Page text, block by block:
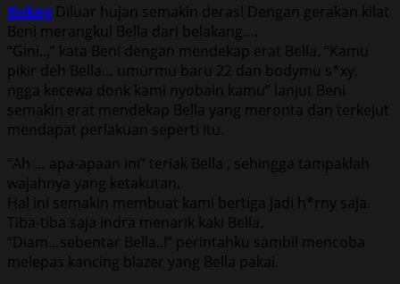
Bokep Diluar hujan semakin deras! Dengan gerakan kilat
Beni merangkul Bella dari belakang….
“Gini..,” kata Beni dengan mendekap erat Bella. “Kamu
pikir deh Bella… umurmu baru 22 dan bodymu s*xy,
ngga kecewa donk kami nyobain kamu” lanjut Beni
semakin erat mendekap Bella yang meronta dan terkejut
mendapat perlakuan seperti itu.
“Ah … apa-apaan ini” teriak Bella , sehingga tampaklah
wajahnya yang ketakutan.
Hal ini semakin membuat kami bertiga jadi h*rny saja.
Tiba-tiba saja Indra menarik kaki Bella.
“Diam…sebentar Bella..!” perintahku sambil mencoba
melepas kancing blazer yang Bella pakai.